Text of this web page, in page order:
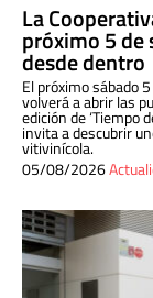
La
próximo 5
desde dentro
El próximo sábado
volverá a abrir las
edición de ‘Tiempo
invita a descubrir
vitivinícola.
05/08/2026